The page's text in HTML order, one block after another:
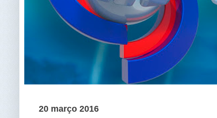
20 março 2016